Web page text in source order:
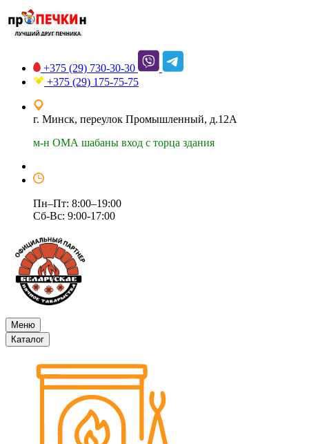
+375 (29) 730-30-30
+375 (29) 175-75-75
г. Минск, переулок Промышленный, д.12А
м-н ОМА шабаны вход с торца здания
Пн–Пт: 8:00–19:00
Сб-Вс: 9:00-17:00
Меню
Каталог